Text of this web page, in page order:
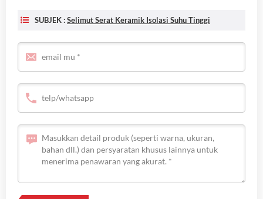
SUBJEK :Selimut Serat Keramik Isolasi Suhu Tinggi